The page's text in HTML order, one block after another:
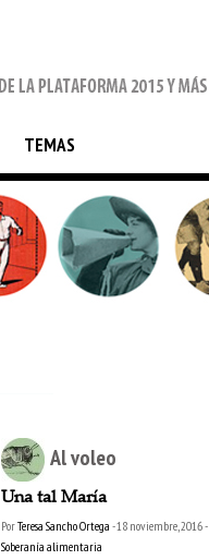
TEMAS
Al voleo
Una tal María
PorTeresa Sancho Ortega - 18 noviembre, 2016 -
Soberanía alimentaria